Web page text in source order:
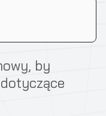
by